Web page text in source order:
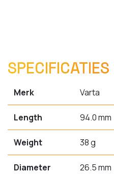
SPECIFICATIES
Merk Varta
Length 94.0 mm
Weight 38 g
Diameter 26.5 mm